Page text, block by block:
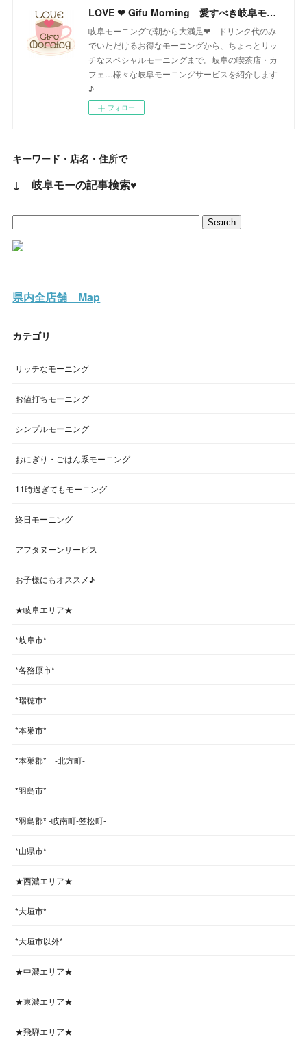
LOVE ❤ Gifu Morning 愛すべき岐阜モーニング♪
岐阜モーニングで朝から大満足❤ ドリンク代のみ
でいただけるお得なモーニングから、ちょっとリッ
チなスペシャルモーニングまで。岐阜の喫茶店・カ
フェ…様々な岐阜モーニングサービスを紹介します
♪
フォロー
キーワード・店名・住所で
↓ 岐阜モーの記事検索♥
県内全店舗 Map
カテゴリ
リッチなモーニング
お値打ちモーニング
シンプルモーニング
おにぎり・ごはん系モーニング
11時過ぎてもモーニング
終日モーニング
アフタヌーンサービス
お子様にもオススメ♪
★岐阜エリア★
*岐阜市*
*各務原市*
*瑞穂市*
*本巣市*
*本巣郡* -北方町-
*羽島市*
*羽島郡* -岐南町-笠松町-
*山県市*
★西濃エリア★
*大垣市*
*大垣市以外*
★中濃エリア★
★東濃エリア★
★飛騨エリア★